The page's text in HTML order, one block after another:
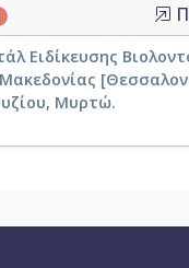
Ειδίκευσης
Μυρτώ.